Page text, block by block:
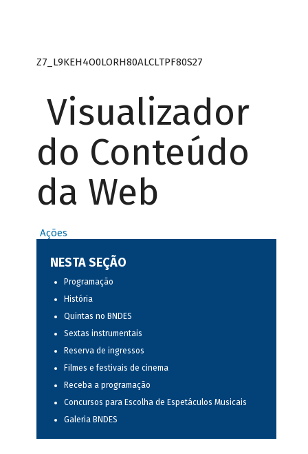
Z7_L9KEH4O0LORH80ALCLTPF80S27
Visualizador
do Conteúdo
da Web
Ações
NESTA SEÇÃO
Programação
História
Quintas no BNDES
Sextas instrumentais
Reserva de ingressos
Filmes e festivais de cinema
Receba a programação
Concursos para Escolha de Espetáculos Musicais
Galeria BNDES